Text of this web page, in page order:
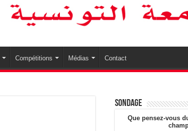
Compétitions Médias Contact
Sondage
Que pensez-vous